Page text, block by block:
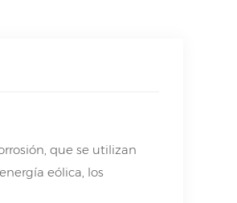
que se utilizan
eólica, los